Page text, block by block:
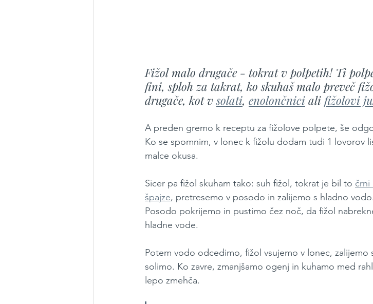
Fižol malo drugače - tokrat v polpetih! Ti
fini, sploh za takrat, ko skuhaš malo preveč
drugače, kot v solati, enolončnici ali fižolovi
A preden gremo k receptu za fižolove polpete, še
Ko se spomnim, v lonec k fižolu dodam tudi 1 lovorov
malce okusa.
Sicer pa fižol skuham tako: suh fižol, tokrat je bil to črni
špajze, pretresemo v posodo in zalijemo s hladno
Posodo pokrijemo in pustimo čez noč, da fižol
hladne vode.
Potem vodo odcedimo, fižol vsujemo v lonec, zalijemo
solimo. Ko zavre, zmanjšamo ogenj in kuhamo med
lepo zmehča.